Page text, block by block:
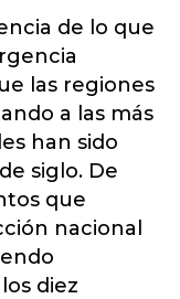
de lo que
las regiones
a las más
han sido
siglo. De
que
nacional
diez